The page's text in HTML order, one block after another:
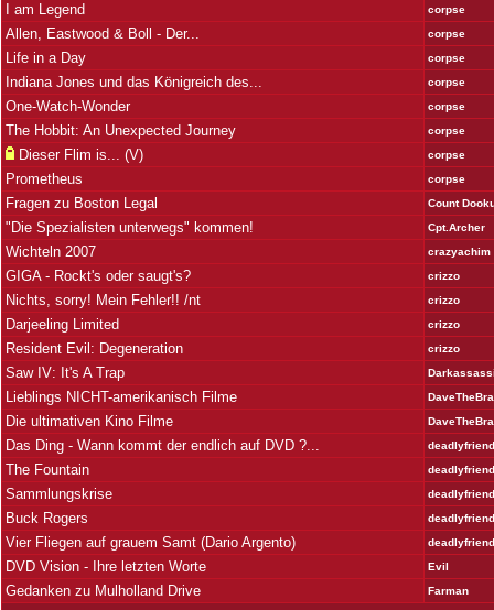
I am Legend corpse
Allen, Eastwood & Boll - Der... corpse
Life in a Day corpse
Indiana Jones und das Königreich des... corpse
One-Watch-Wonder corpse
The Hobbit: An Unexpected Journey corpse
Dieser Flim is... (V) corpse
Prometheus corpse
Fragen zu Boston Legal Count
"Die Spezialisten unterwegs" kommen! Cpt.Archer
Wichteln 2007 crazyachim
GIGA - Rockt's oder saugt's? crizzo
Nichts, sorry! Mein Fehler!! /nt crizzo
Darjeeling Limited crizzo
Resident Evil: Degeneration crizzo
Saw IV: It's A Trap
Lieblings NICHT-amerikanisch Filme
Die ultimativen Kino Filme
Das Ding - Wann kommt der endlich auf DVD ?... deadlyfriend
The Fountain deadlyfriend
Sammlungskrise deadlyfriend
Buck Rogers deadlyfriend
Vier Fliegen auf grauem Samt (Dario Argento) deadlyfriend
DVD Vision - Ihre letzten Worte Evil
Gedanken zu Mulholland Drive Farman